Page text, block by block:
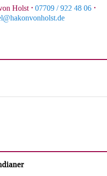
Holst · 07709 / 922 48 06 ·